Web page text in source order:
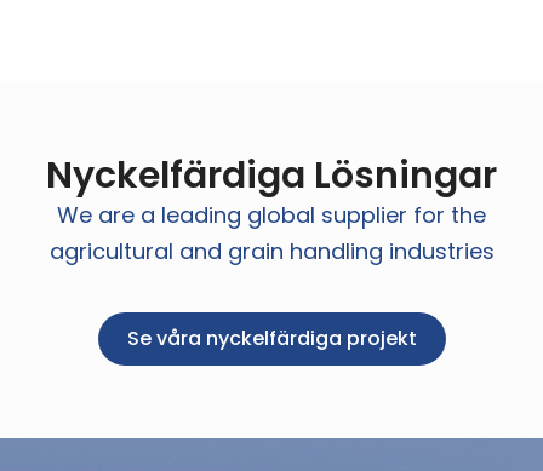
Nyckelfärdiga Lösningar
We are a leading global supplier for the
agricultural and grain handling industries
Se våra nyckelfärdiga projekt